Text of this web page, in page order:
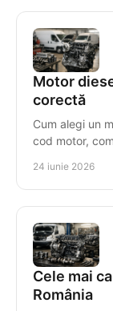
Motor
corectă
Cum alegi un
cod motor,
24 iunie 2026
Cele mai
România